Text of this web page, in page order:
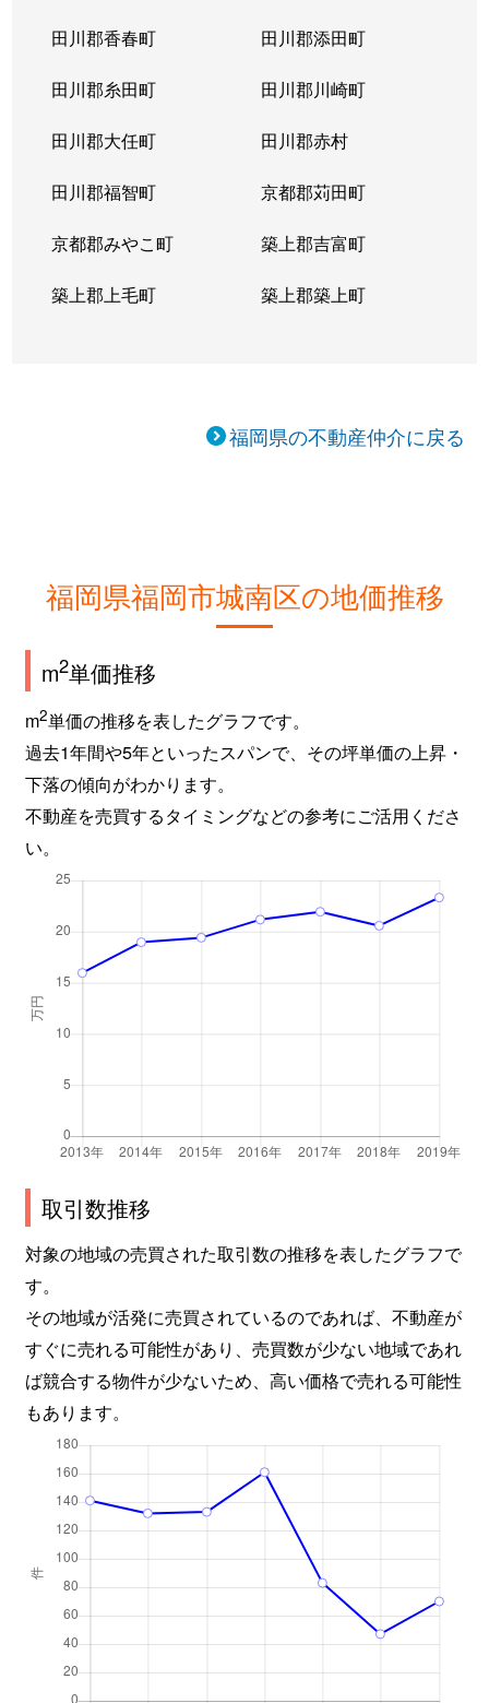
田川郡香春町 田川郡添田町
田川郡糸田町 田川郡川崎町
田川郡大任町 田川郡赤村
田川郡福智町 京都郡苅田町
京都郡みやこ町 築上郡吉富町
築上郡上毛町 築上郡築上町
福岡県の不動産仲介に戻る
福岡県福岡市城南区の地価推移
m2単価推移
m2単価の推移を表したグラフです。
過去1年間や5年といったスパンで、その坪単価の上昇・
下落の傾向がわかります。
不動産を売買するタイミングなどの参考にご活用くださ
い。
取引数推移
対象の地域の売買された取引数の推移を表したグラフで
す。
その地域が活発に売買されているのであれば、不動産が
すぐに売れる可能性があり、売買数が少ない地域であれ
ば競合する物件が少ないため、高い価格で売れる可能性
もあります。